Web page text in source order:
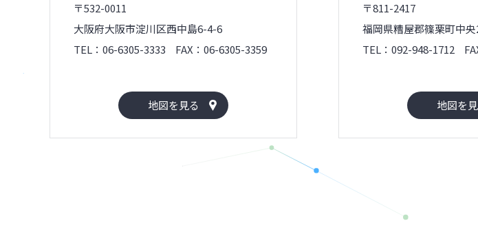
〒532-0011
大阪府大阪市淀川区西中島6-4-6
TEL：06-6305-3333
FAX：06-6305-3359
地図を見る
〒811-2417
福岡県糟屋郡篠栗町中
TEL：092-948-1712
地図を